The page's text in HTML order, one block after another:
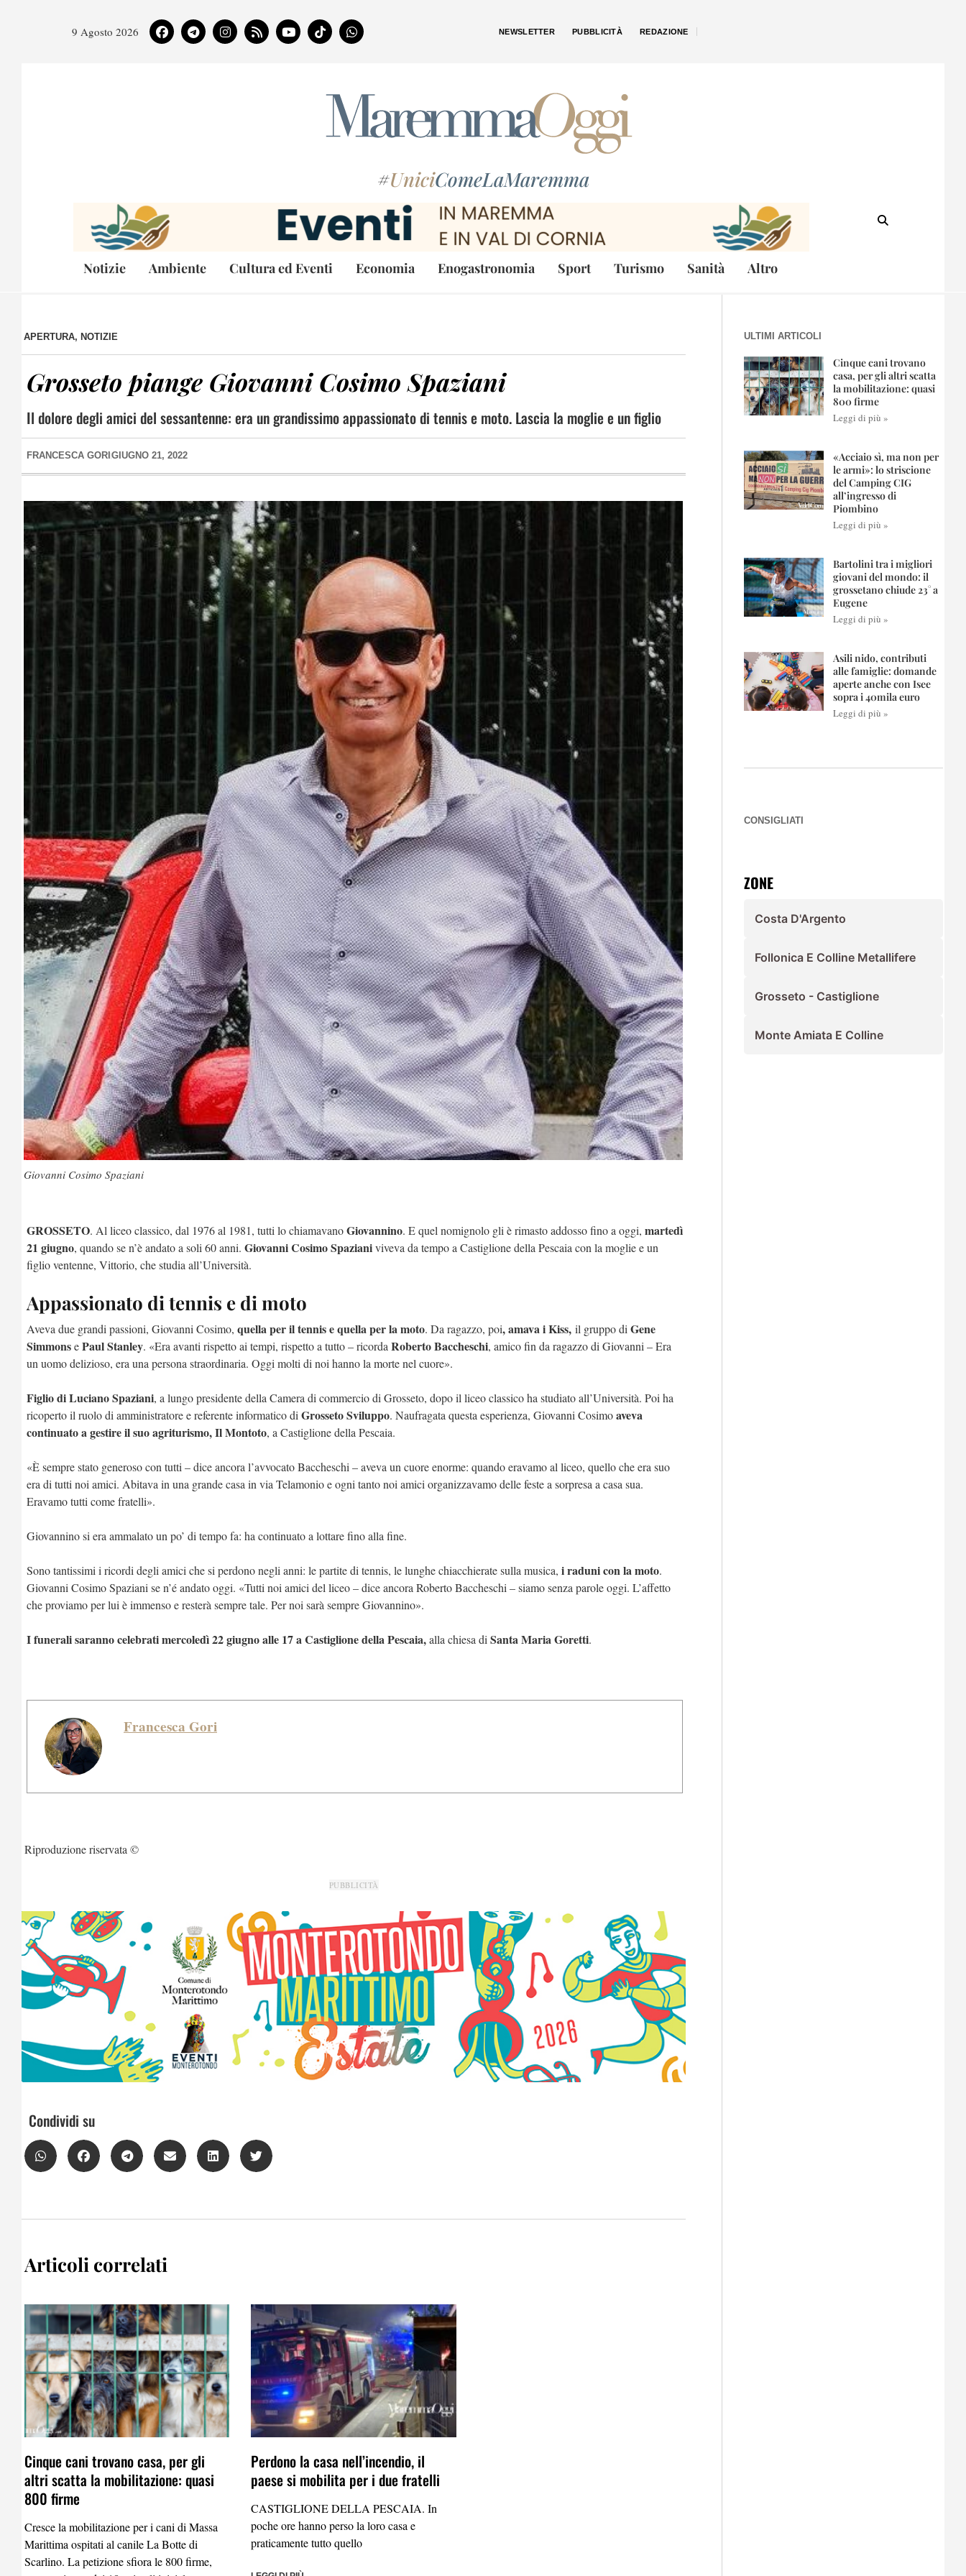
9 Agosto 2026 NEWSLETTER PUBBLICITÀ REDAZIONE
#UniciComeLaMaremma
Notizie Ambiente Cultura ed Eventi Economia Enogastronomia Sport Turismo Sanità Altro
APERTURA, NOTIZIE
Grosseto piange Giovanni Cosimo Spaziani
Il dolore degli amici del sessantenne: era un grandissimo appassionato di tennis e moto. Lascia la moglie e un figlio
FRANCESCA GORI GIUGNO 21, 2022
Giovanni Cosimo Spaziani
GROSSETO. Al liceo classico, dal 1976 al 1981, tutti lo chiamavanoGiovannino. E quel nomignolo gli è rimasto addosso fino a oggi, martedì
21 giugno, quando se n’è andato a soli 60 anni. Giovanni Cosimo Spazianiviveva da tempo a Castiglione della Pescaia con la moglie e un
figlio ventenne, Vittorio, che studia all’Università.
Appassionato di tennis e di moto
Aveva due grandi passioni, Giovanni Cosimo, quella per il tennis e quella per la moto. Da ragazzo, poi, amava i Kiss, il gruppo diGene
SimmonsePaul Stanley. «Era avanti rispetto ai tempi, rispetto a tutto – ricordaRoberto Baccheschi, amico fin da ragazzo di Giovanni – Era
un uomo delizioso, era una persona straordinaria. Oggi molti di noi hanno la morte nel cuore».
Figlio di Luciano Spaziani, a lungo presidente della Camera di commercio di Grosseto, dopo il liceo classico ha studiato all’Università. Poi ha
ricoperto il ruolo di amministratore e referente informatico diGrosseto Sviluppo. Naufragata questa esperienza, Giovanni Cosimoaveva
continuato a gestire il suo agriturismo, Il Montoto, a Castiglione della Pescaia.
«È sempre stato generoso con tutti – dice ancora l’avvocato Baccheschi – aveva un cuore enorme: quando eravamo al liceo, quello che era suo
era di tutti noi amici. Abitava in una grande casa in via Telamonio e ogni tanto noi amici organizzavamo delle feste a sorpresa a casa sua.
Eravamo tutti come fratelli».
Giovannino si era ammalato un po’ di tempo fa: ha continuato a lottare fino alla fine.
Sono tantissimi i ricordi degli amici che si perdono negli anni: le partite di tennis, le lunghe chiacchierate sulla musica, i raduni con la moto.
Giovanni Cosimo Spaziani se n’é andato oggi. «Tutti noi amici del liceo – dice ancora Roberto Baccheschi – siamo senza parole oggi. L’affetto
che proviamo per lui è immenso e resterà sempre tale. Per noi sarà sempre Giovannino».
I funerali saranno celebrati mercoledì 22 giugno alle 17 a Castiglione della Pescaia,alla chiesa diSanta Maria Goretti.
Francesca Gori
Riproduzione riservata ©
PUBBLICITÀ
Condividi su
Articoli correlati
Cinque cani trovano casa, per gli
altri scatta la mobilitazione: quasi
800 firme
Cresce la mobilitazione per i cani di Massa
Marittima ospitati al canile La Botte di
Scarlino. La petizione sfiora le 800 firme,
Perdono la casa nell’incendio, il
paese si mobilita per i due fratelli
CASTIGLIONE DELLA PESCAIA. In
poche ore hanno perso la loro casa e
praticamente tutto quello
ULTIMI ARTICOLI
Cinque cani trovano
casa, per gli altri scatta
la mobilitazione: quasi
800 firme
Leggi di più »
«Acciaio sì, ma non per
le armi»: lo striscione
del Camping CIG
all’ingresso di
Piombino
Leggi di più »
Bartolini tra i migliori
giovani del mondo: il
grossetano chiude 23° a
Eugene
Leggi di più »
Asili nido, contributi
alle famiglie: domande
aperte anche con Isee
sopra i 40mila euro
Leggi di più »
CONSIGLIATI
ZONE
Costa D'Argento
Follonica E Colline Metallifere
Grosseto - Castiglione
Monte Amiata E Colline